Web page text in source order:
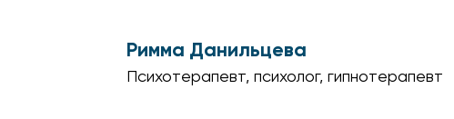
Римма Данильцева
Психотерапевт, психолог, гипнотерапевт